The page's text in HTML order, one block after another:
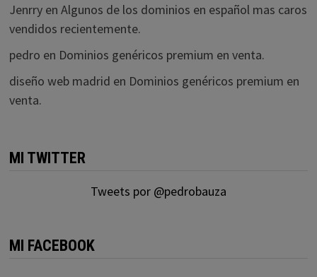
Jenrryen Algunos de los dominios en español mas caros
vendidos recientemente.
pedro en Dominios genéricos premium en venta.
diseño web madrid en Dominios genéricos premium en
venta.
MI TWITTER
Tweets por @pedrobauza
MI FACEBOOK